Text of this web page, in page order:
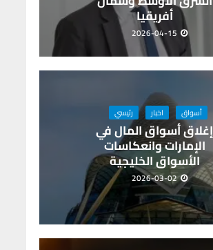
أفريقيا
2026-04-15
أسواق اخبار رئيسي
إغلاق أسواق المال في
الإمارات وانعكاسات
الأسواق الخليجية
2026-03-02